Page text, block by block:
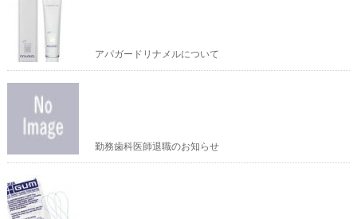
アパガードリナメルについて
勤務歯科医師退職のお知らせ